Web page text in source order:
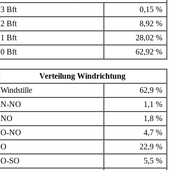
3 Bft
0,15 %
2 Bft
8,92 %
1 Bft
28,02 %
0 Bft
62,92 %
Verteilung Windrichtung
Windstille
62,9 %
N-NO
1,1 %
NO
1,8 %
O-NO
4,7 %
O
22,9 %
O-SO
5,5 %